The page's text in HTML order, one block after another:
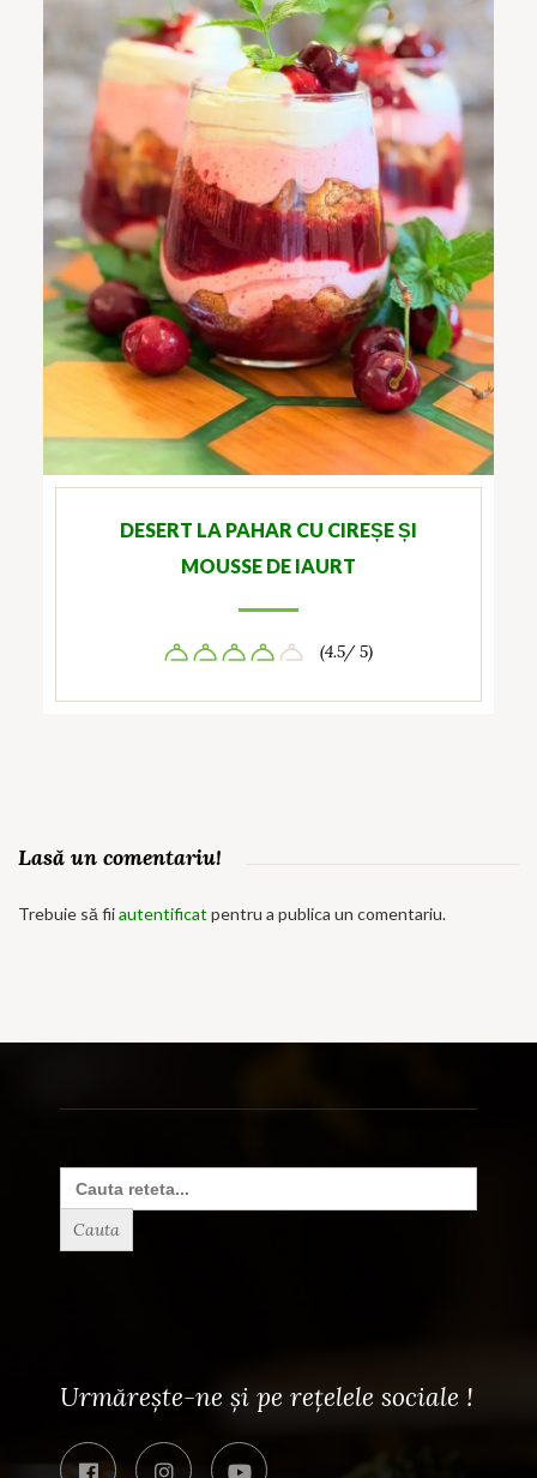
DESERT LA PAHAR CU CIREȘE ȘI
MOUSSE DE IAURT
(4.5/ 5)
Lasă un comentariu!
Trebuie să fiiautentificat pentru a publica un comentariu.
Search
for:
Urmărește-ne și pe rețelele sociale !